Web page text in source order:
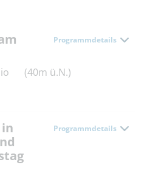
Programmdetails
(40m ü.N.)
Programmdetails